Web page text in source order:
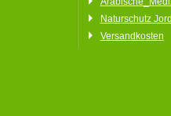
Naturschutz
Versandkosten